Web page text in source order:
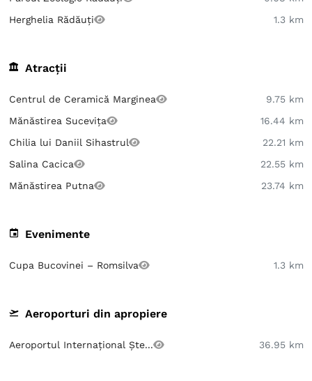
Herghelia Rădăuți
1.3 km
Atracții
Centrul de Ceramică Marginea
9.75 km
Mănăstirea Sucevița
16.44 km
Chilia lui Daniil Sihastrul
22.21 km
Salina Cacica
22.55 km
Mănăstirea Putna
23.74 km
Evenimente
Cupa Bucovinei – Romsilva 1.3 km
Aeroporturi din apropiere
Aeroportul Internațional Ște... 36.95 km